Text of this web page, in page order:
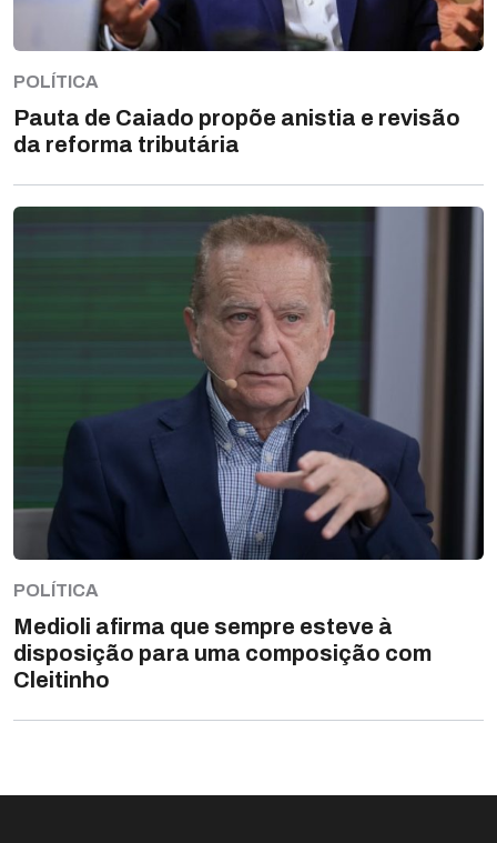
POLÍTICA
Pauta de Caiado propõe anistia e revisão
da reforma tributária
POLÍTICA
Medioli afirma que sempre esteve à
disposição para uma composição com
Cleitinho